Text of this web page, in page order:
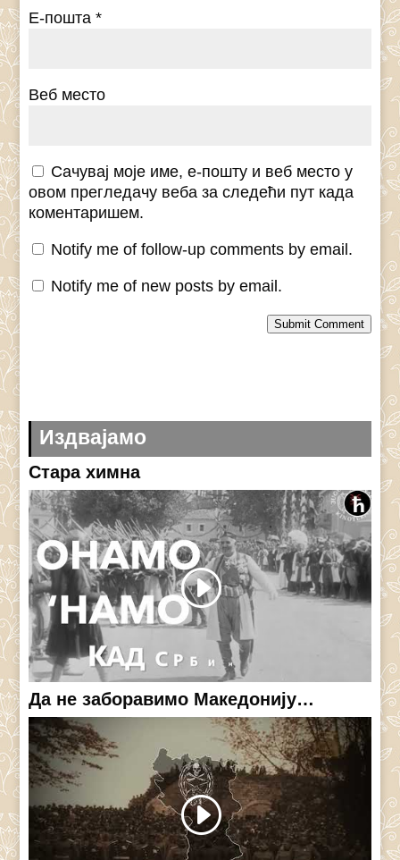
Е-пошта*
Веб место
Сачувај моје име, е-пошту и веб место у
овом прегледачу веба за следећи пут када
коментаришем.
Notify me of follow-up comments by email.
Notify me of new posts by email.
Submit Comment
Издвајамо
Стара химна
Да не заборавимо Македонију…